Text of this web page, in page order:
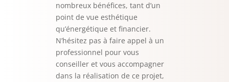
nombreux bénéfices, tant d’un
point de vue esthétique
qu’énergétique et financier.
N’hésitez pas à faire appel à un
professionnel pour vous
conseiller et vous accompagner
dans la réalisation de ce projet,